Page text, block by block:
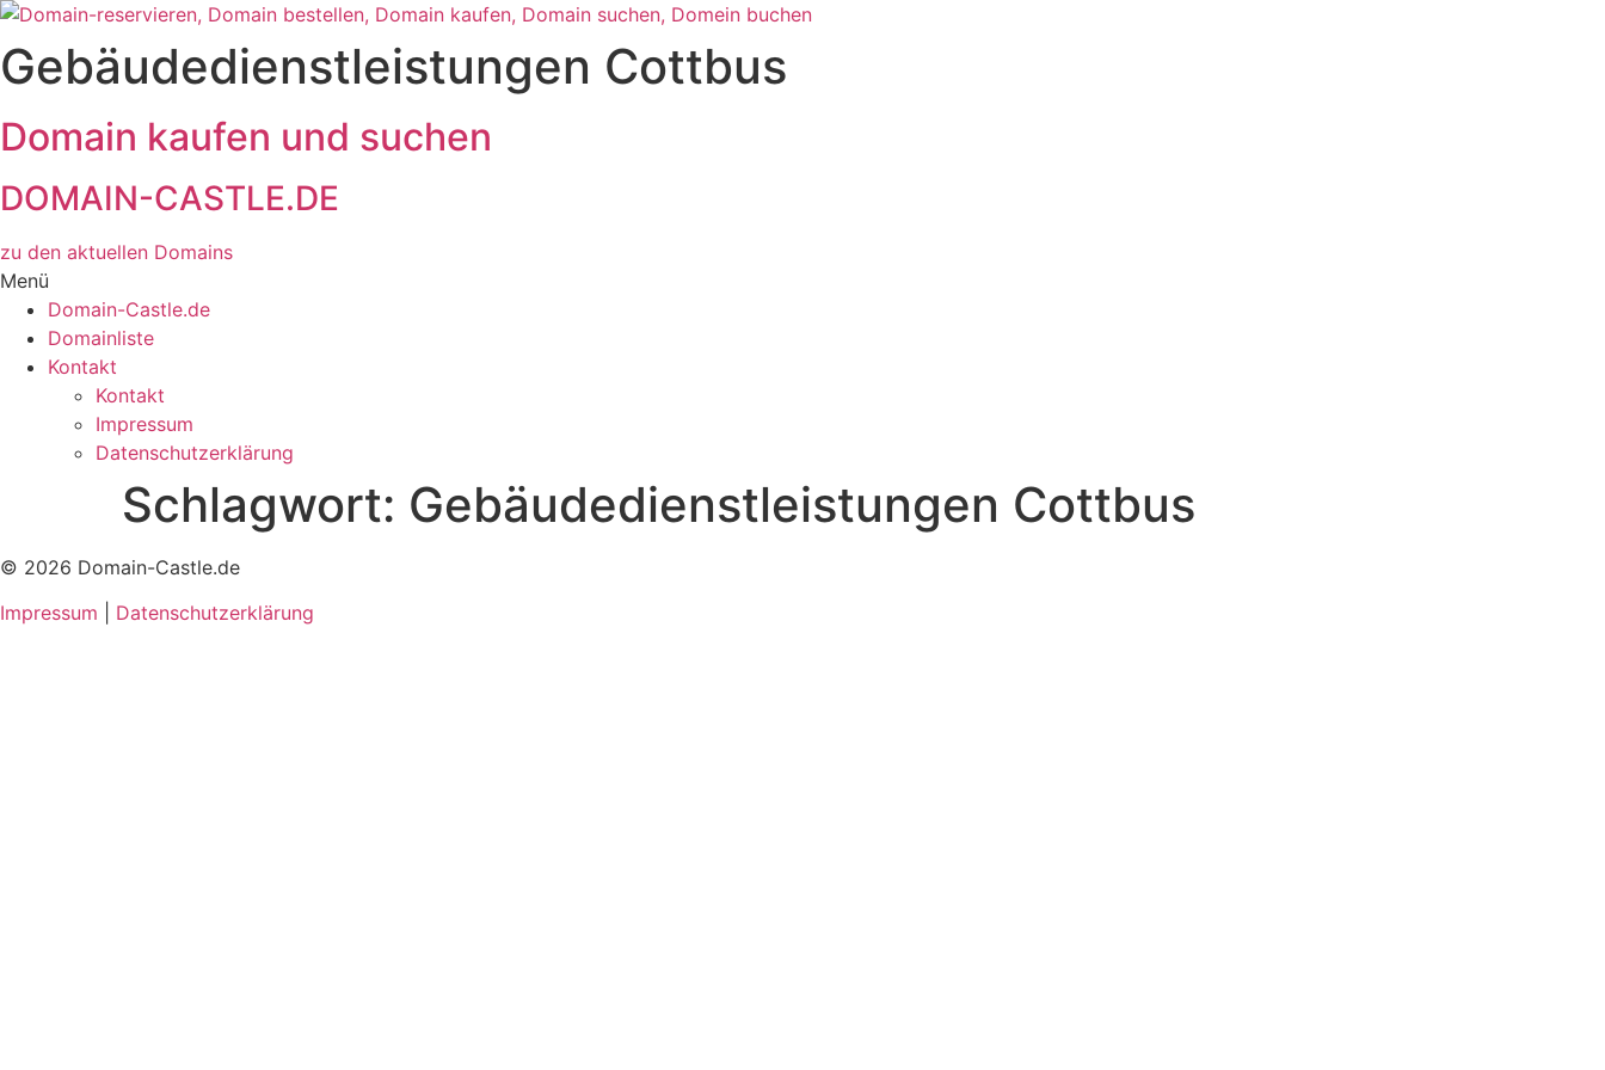
Zum
Inhalt
wechseln
Gebäudedienstleistungen Cottbus
Domain kaufen und suchen
DOMAIN-CASTLE.DE
zu den aktuellen Domains​
Menü
Domain-Castle.de
Domainliste
Kontakt
Kontakt
Impressum
Datenschutzerklärung
Schlagwort: Gebäudedienstleistungen Cottbus
© 2026 Domain-Castle.de
Impressum
Datenschutzerklärung